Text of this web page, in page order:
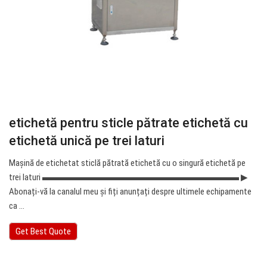
etichetă pentru sticle pătrate etichetă cu
etichetă unică pe trei laturi
Mașină de etichetat sticlă pătrată etichetă cu o singură etichetă pe
trei laturi ▬▬▬▬▬▬▬▬▬▬▬▬▬▬▬▬▬▬▬▬▬▬ ▶ ︎
Abonați-vă la canalul meu și fiți anunțați despre ultimele echipamente
ca ...
Get Best Quote